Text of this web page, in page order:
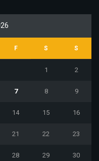
F S S
1 2
7 8 9
14 15 16
21 22 23
28 29 30